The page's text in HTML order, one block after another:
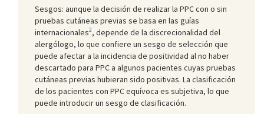
Sesgos: aunque la decisión de realizar la PPC con o sin
pruebas cutáneas previas se basa en las guías
internacionales2, depende de la discrecionalidad del
alergólogo, lo que confiere un sesgo de selección que
puede afectar a la incidencia de positividad al no haber
descartado para PPC a algunos pacientes cuyas pruebas
cutáneas previas hubieran sido positivas. La clasificación
de los pacientes con PPC equívoca es subjetiva, lo que
puede introducir un sesgo de clasificación.